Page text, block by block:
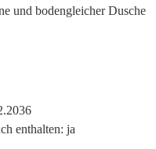
und bodengleicher Dusche
enthalten: ja